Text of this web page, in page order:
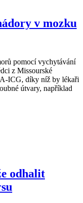
v mozku
pomocí vychytávání
z Missourské
ICG, díky níž by lékaři
útvary, například
odhalit